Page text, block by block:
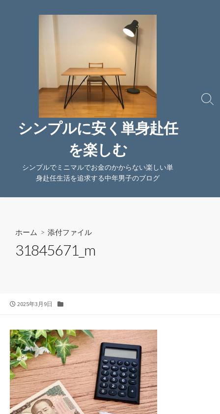
シンプルに安く単身赴任
を楽しむ
シンプルでミニマルでお金のかからない楽しい単
身赴任生活を追求する中年男子のブログ
検
ホーム > 添付ファイル
31845671_m
公
2025年3月9日
リ
ー